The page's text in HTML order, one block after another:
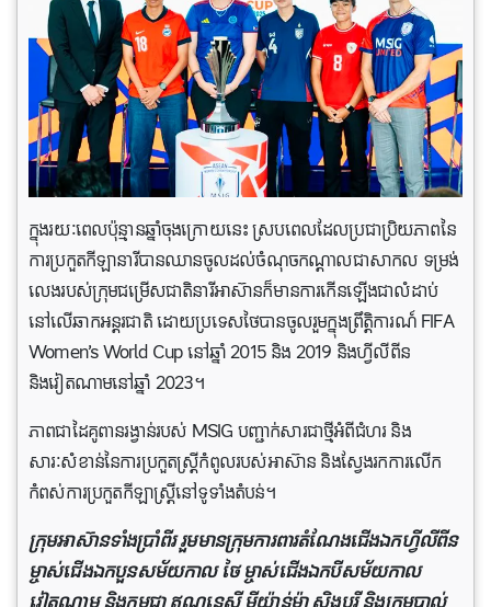
ក្នុងរយៈពេលប៉ុន្មានឆ្នាំចុងក្រោយនេះ ស្របពេលដែលប្រជាប្រិយភាពនៃ
ការប្រកួតកីឡានារីបានឈានចូលដល់ចំណុចកណ្តាលជាសាកល ទម្រង់
លេងរបស់ក្រុមជម្រើសជាតិនារីអាស៊ានក៏មានការកើនឡើងជាលំដាប់
នៅលើឆាកអន្តរជាតិ ដោយប្រទេសថៃបានចូលរួមក្នុងព្រឹត្តិការណ៍ FIFA
Women’s World Cup នៅឆ្នាំ 2015 និង 2019 និងហ្វីលីពីន
និងវៀតណាមនៅឆ្នាំ 2023។
ភាពជាដៃគូពានរង្វាន់របស់ MSIG បញ្ជាក់សារជាថ្មីអំពីជំហរ និង
សារៈសំខាន់នៃការប្រកួតស្ត្រីកំពូលរបស់អាស៊ាន និងស្វែងរកការលើក
កំពស់ការប្រកួតកីឡាស្ត្រីនៅទូទាំងតំបន់។
ក្រុមអាស៊ានទាំងប្រាំពីរ រួមមានក្រុមការពារតំណែងជើងឯកហ្វីលីពីន
ម្ចាស់ជើងឯកបួនសម័យកាល ថៃ ម្ចាស់ជើងឯកបីសម័យកាល